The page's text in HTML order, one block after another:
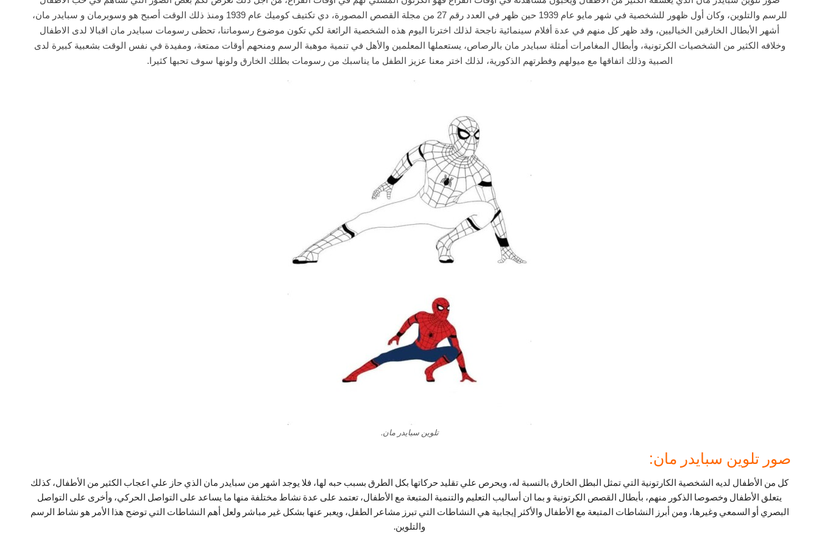
للرسم والتلوين، وكان أول ظهور للشخصية في شهر مايو عام 1939 حين ظهر في العدد رقم 27 من مجلة القصص المصورة، دي تكتيف كوميك عام 1939 ومنذ ذلك الوقت أصبح هو وسوبرمان و سبايدر مان،
أشهر الأبطال الخارقين الخياليين، وقد ظهر كل منهم في عدة أفلام سينمائية ناجحة لذلك اخترنا اليوم هذه الشخصية الرائعة لكي تكون موضوع رسوماتنا، تحظى رسومات سبايدر مان اقبالا لدى الاطفال
وخلافه الكثير من الشخصيات الكرتونية، وأبطال المغامرات أمثلة سبايدر مان بالرصاص، يستعملها المعلمين والأهل في تنمية موهبة الرسم ومنحهم أوقات ممتعة، ومفيدة في نفس الوقت بشعبية كبيرة لدى
الصبية وذلك اتفاقها مع ميولهم وفطرتهم الذكورية، لذلك اختر معنا عزيز الطفل ما يناسبك من رسومات بطلك الخارق ولونها سوف تحبها كثيرا.
تلوين سبايدر مان.
صور تلوين سبايدر مان:
كل من الأطفال لديه الشخصية الكارتونية التي تمثل البطل الخارق بالنسبة له، ويحرص علي تقليد حركاتها بكل الطرق بسبب حبه لها، فلا يوجد اشهر من سبايدر مان الذي حاز علي اعجاب الكثير من الأطفال، كذلك
يتعلق الأطفال وخصوصا الذكور منهم، بأبطال القصص الكرتونية و بما ان أساليب التعليم والتنمية المتبعة مع الأطفال، تعتمد على عدة نشاط مختلفة منها ما يساعد على التواصل الحركي، وأخرى على التواصل
البصري أو السمعي وغيرها، ومن أبرز النشاطات المتبعة مع الأطفال والأكثر إيجابية هي النشاطات التي تبرز مشاعر الطفل، ويعبر عنها بشكل غير مباشر ولعل أهم النشاطات التي توضح هذا الأمر هو نشاط الرسم
والتلوين.